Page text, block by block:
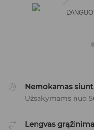
Nemokamas
Užsakymams nuo
Lengvas